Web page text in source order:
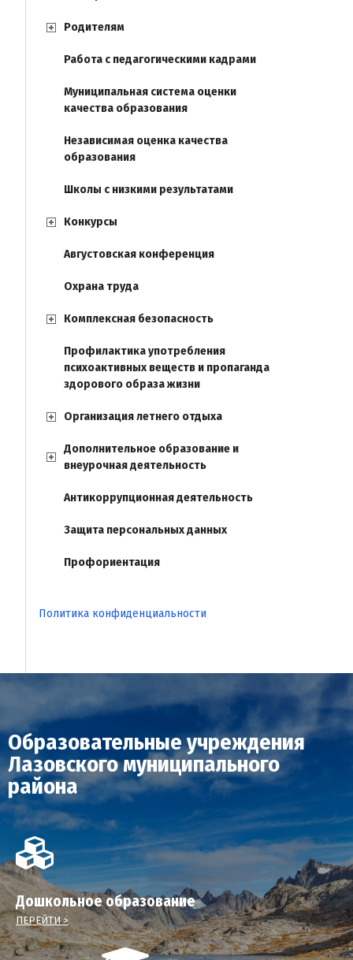
Родителям
Работа с педагогическими кадрами
Муниципальная система оценки
качества образования
Независимая оценка качества
образования
Школы с низкими результатами
Конкурсы
Августовская конференция
Охрана труда
Комплексная безопасность
Профилактика употребления
психоактивных веществ и пропаганда
здорового образа жизни
Организация летнего отдыха
Дополнительное образование и
внеурочная деятельность
Антикоррупционная деятельность
Защита персональных данных
Профориентация
Политика конфиденциальности
Образовательные учреждения
Лазовского муниципального
района
Дошкольное образование
ПЕРЕЙТИ >